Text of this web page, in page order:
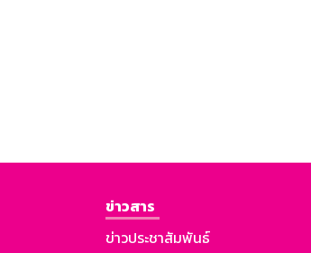
ข่าวสาร
ข่าวประชาสัมพันธ์